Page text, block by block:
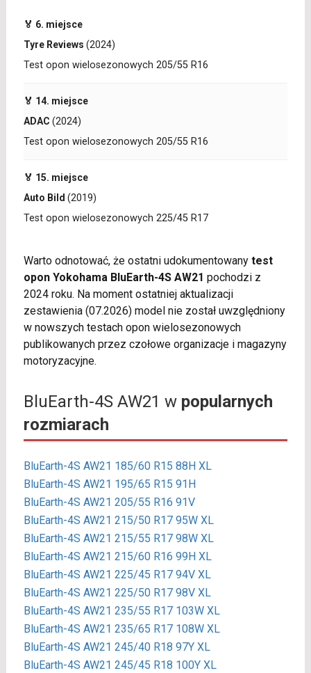
🏅 6. miejsce
Tyre Reviews (2024)
Test opon wielosezonowych 205/55 R16
🏅 14. miejsce
ADAC (2024)
Test opon wielosezonowych 205/55 R16
🏅 15. miejsce
Auto Bild (2019)
Test opon wielosezonowych 225/45 R17
Warto odnotować, że ostatni udokumentowany test
opon Yokohama BluEarth-4S AW21 pochodzi z
2024 roku. Na moment ostatniej aktualizacji
zestawienia (07.2026) model nie został uwzględniony
w nowszych testach opon wielosezonowych
publikowanych przez czołowe organizacje i magazyny
motoryzacyjne.
BluEarth-4S AW21 w popularnych
rozmiarach
BluEarth-4S AW21 185/60 R15 88H XL
BluEarth-4S AW21 195/65 R15 91H
BluEarth-4S AW21 205/55 R16 91V
BluEarth-4S AW21 215/50 R17 95W XL
BluEarth-4S AW21 215/55 R17 98W XL
BluEarth-4S AW21 215/60 R16 99H XL
BluEarth-4S AW21 225/45 R17 94V XL
BluEarth-4S AW21 225/50 R17 98V XL
BluEarth-4S AW21 235/55 R17 103W XL
BluEarth-4S AW21 235/65 R17 108W XL
BluEarth-4S AW21 245/40 R18 97Y XL
BluEarth-4S AW21 245/45 R18 100Y XL